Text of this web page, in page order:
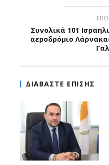
Συνολικά 101
αεροδρόμιο
ΔΙΑΒΑΣΤΕ ΕΠΙΣΗΣ